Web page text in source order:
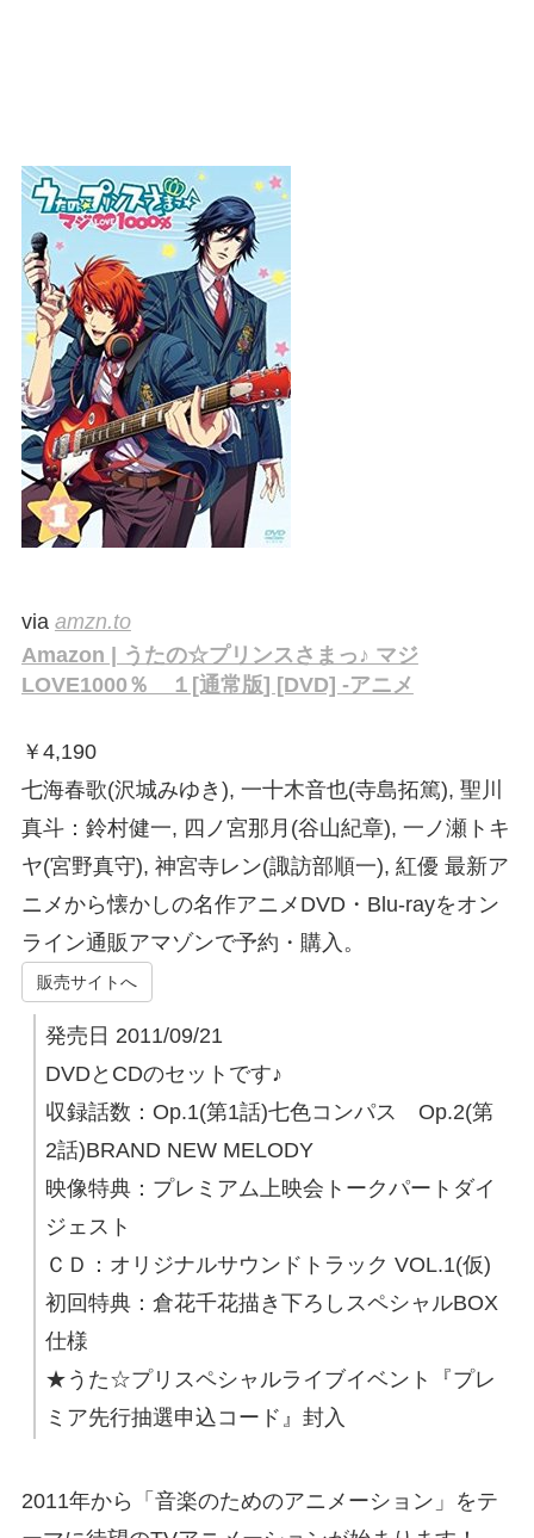
via amzn.to
Amazon | うたの☆プリンスさまっ♪ マジ
LOVE1000％ １[通常版] [DVD] -アニメ
￥ 4,190
七海春歌(沢城みゆき), 一十木音也(寺島拓篤), 聖川
真斗：鈴村健一, 四ノ宮那月(谷山紀章), 一ノ瀬トキ
ヤ(宮野真守), 神宮寺レン(諏訪部順一), 紅優 最新ア
ニメから懐かしの名作アニメDVD・Blu-rayをオン
ライン通販アマゾンで予約・購入。
販売サイトへ
発売日 2011/09/21
DVDとCDのセットです♪
収録話数：Op.1(第1話)七色コンパス Op.2(第
2話)BRAND NEW MELODY
映像特典：プレミアム上映会トークパートダイ
ジェスト
ＣＤ：オリジナルサウンドトラック VOL.1(仮)
初回特典：倉花千花描き下ろしスペシャルBOX
仕様
★うた☆プリスペシャルライブイベント『プレ
ミア先行抽選申込コード』封入
2011年から「音楽のためのアニメーション」をテ